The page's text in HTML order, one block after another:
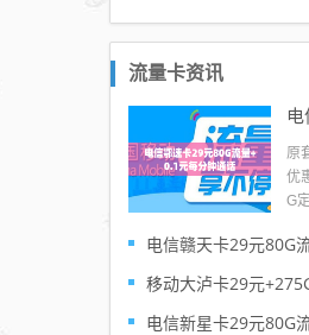
流量卡资讯
原
优
G
量
电信赣天卡29元80G